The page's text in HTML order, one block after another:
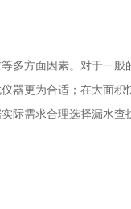
多方面因素。对于一般
器更为合适；在大面积
际需求合理选择漏水查